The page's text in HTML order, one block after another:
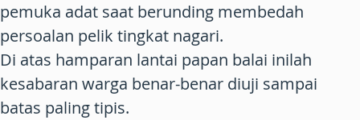
pemuka adat saat berunding membedah
persoalan pelik tingkat nagari.
Di atas hamparan lantai papan balai inilah
kesabaran warga benar-benar diuji sampai
batas paling tipis.